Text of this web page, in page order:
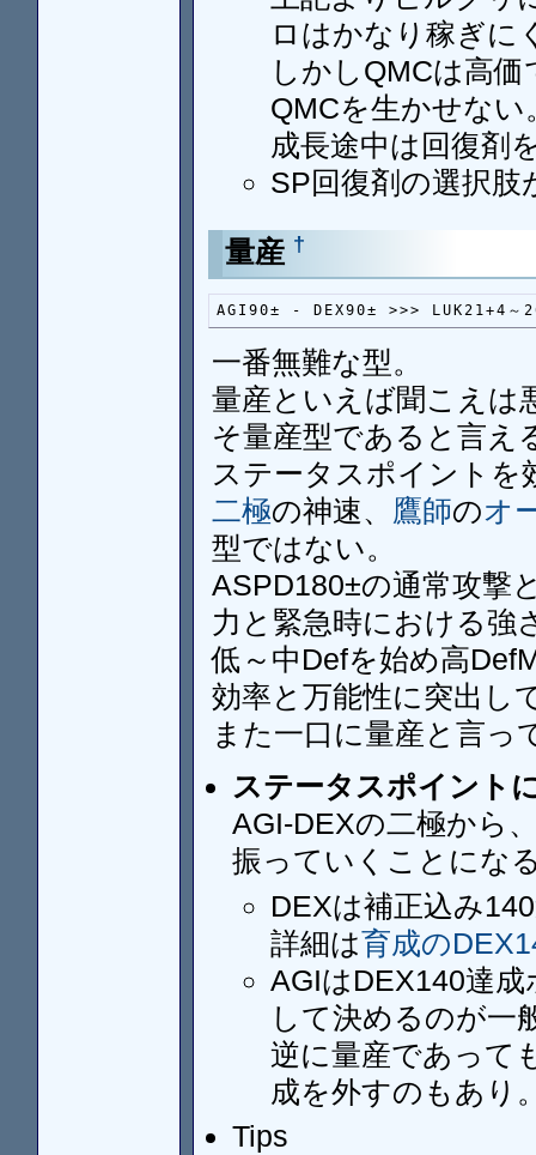
ロはかなり稼ぎに
しかしQMCは高
QMCを生かせない
成長途中は回復剤
SP回復剤の選択
量産 †
AGI90± - DEX90± >>> LUK21+4～
一番無難な型。
量産といえば聞こえは
そ量産型であると言え
ステータスポイントを
二極の神速、 鷹師のオ
型ではない。
ASPD180±の通常攻撃
力と緊急時における強
低～中Defを始め高
効率と万能性に突出し
また一口に量産と言っ
ステータスポイント
AGI-DEXの二極から
振っていくことにな
DEXは補正込み
詳細は育成の
AGIはDEX140達
して決めるのが一
逆に量産であって
成を外すのもあり
Tips